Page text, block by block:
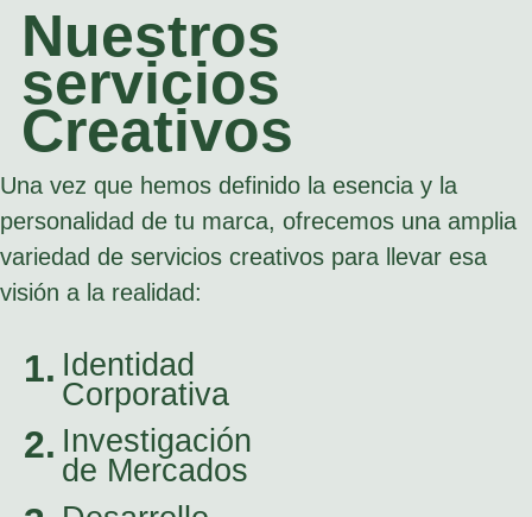
Nuestros
servicios
Creativos
Una vez que hemos definido la esencia y la
personalidad de tu marca, ofrecemos una amplia
variedad de servicios creativos para llevar esa
visión a la realidad:
1.
2.
Identidad
Corporativa
Investigación
de Mercados